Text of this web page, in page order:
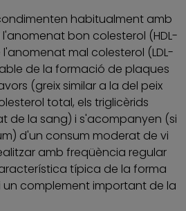
habitualment amb
bon colesterol (HDL-
mal colesterol (LDL-
de la formació de plaques
(greix similar a la del peix
total, els triglicèrids
de la sang) i s'acompanyen (si
d'un consum moderat de vi
amb freqüència regular
típica de la forma
un complement important de la